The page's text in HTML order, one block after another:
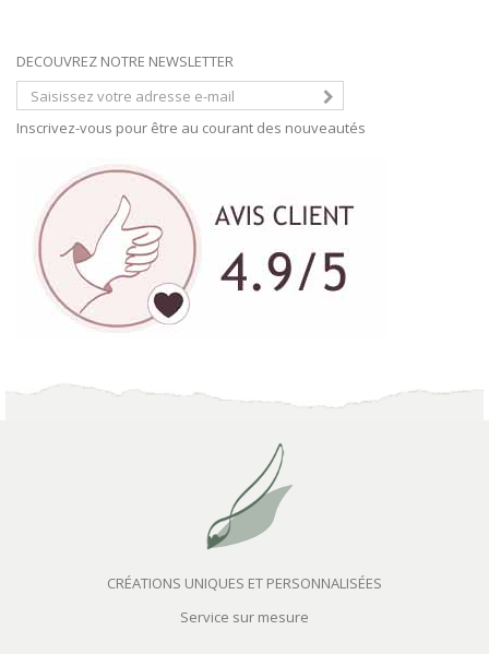
DECOUVREZ NOTRE NEWSLETTER
Inscrivez-vous pour être au courant des nouveautés
CRÉATIONS UNIQUES ET PERSONNALISÉES
Service sur mesure